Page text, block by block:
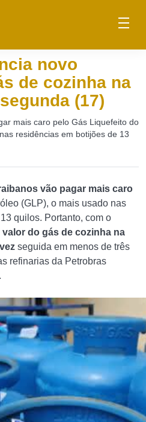
novo
de cozinha na
(17)
mais caro pelo Gás Liquefeito do
residências em botijões de 13
vão pagar mais caro
(GLP), o mais usado nas
quilos. Portanto, com o
valor do gás de cozinha na
seguida em menos de três
refinarias da Petrobras